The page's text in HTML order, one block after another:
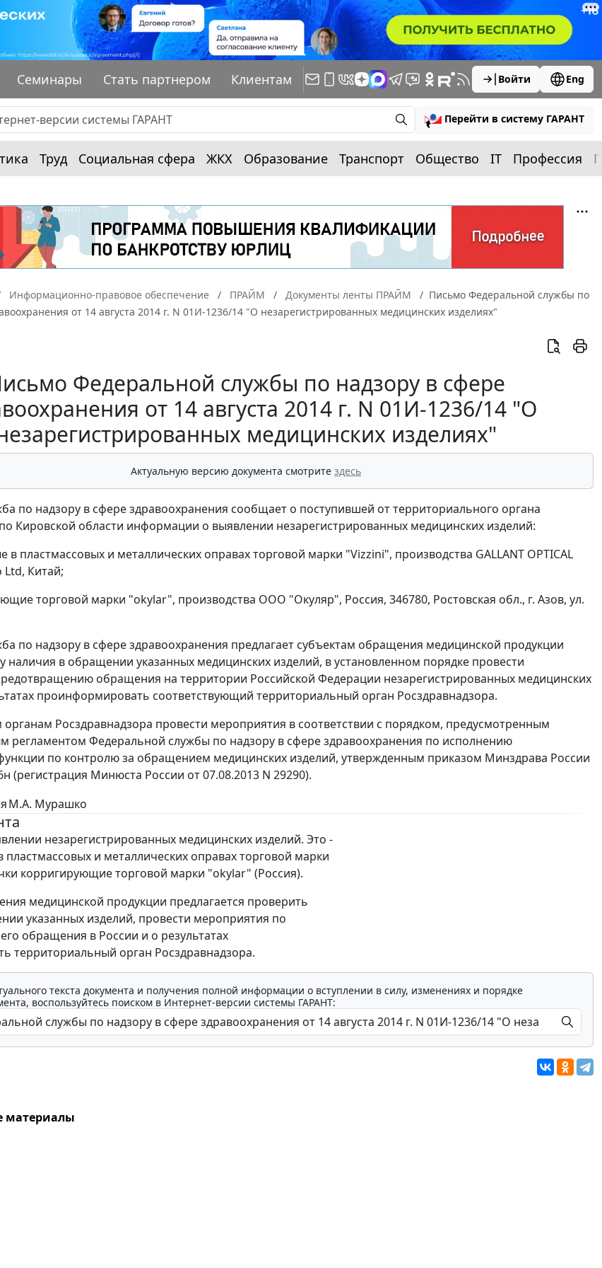
Семинары Стать партнером Клиентам Войти Eng
Перейти в систему ГАРАНТ
Труд Социальная сфера ЖКХ Образование Транспорт Общество IT Профессия
Информационно-правовое обеспечение ПРАЙМ Документы ленты ПРАЙМ
Письмо Федеральной службы по
от 14 августа 2014 г. N 01И-1236/14 "О незарегистрированных медицинских изделиях"
Федеральной службы по надзору в сфере
от 14 августа 2014 г. N 01И-1236/14 "О
медицинских изделиях"
Актуальную версию документа смотрите здесь
по надзору в сфере здравоохранения сообщает о поступившей от территориального органа
Кировской области информации о выявлении незарегистрированных медицинских изделий:
в пластмассовых и металлических оправах торговой марки "Vizzini", производства GALLANT OPTICAL
Ltd, Китай;
торговой марки "okylar", производства ООО "Окуляр", Россия, 346780, Ростовская обл., г. Азов, ул.
по надзору в сфере здравоохранения предлагает субъектам обращения медицинской продукции
наличия в обращении указанных медицинских изделий, в установленном порядке провести
обращения на территории Российской Федерации незарегистрированных медицинских
проинформировать соответствующий территориальный орган Росздравнадзора.
Росздравнадзора провести мероприятия в соответствии с порядком, предусмотренным
регламентом Федеральной службы по надзору в сфере здравоохранения по исполнению
по контролю за обращением медицинских изделий, утвержденным приказом Минздрава России
(регистрация Минюста России от 07.08.2013 N 29290).
М.А. Мурашко
незарегистрированных медицинских изделий. Это -
пластмассовых и металлических оправах торговой марки
корригирующие торговой марки "okylar" (Россия).
медицинской продукции предлагается проверить
указанных изделий, провести мероприятия по
обращения в России и о результатах
территориальный орган Росздравнадзора.
текста документа и получения полной информации о вступлении в силу, изменениях и порядке
воспользуйтесь поиском в Интернет-версии системы ГАРАНТ:
материалы